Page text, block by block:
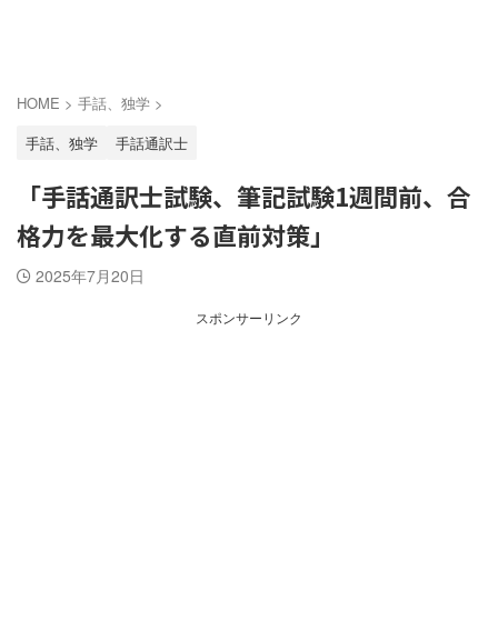
HOME > 手話、独学 >
手話、独学
手話通訳士
「手話通訳士試験、筆記試験1週間前、合
格力を最大化する直前対策」
2025年7月20日
スポンサーリンク